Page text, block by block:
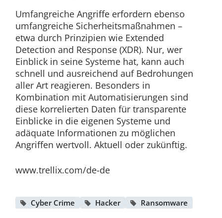
Umfangreiche Angriffe erfordern ebenso
umfangreiche Sicherheitsmaßnahmen –
etwa durch Prinzipien wie Extended
Detection and Response (XDR). Nur, wer
Einblick in seine Systeme hat, kann auch
schnell und ausreichend auf Bedrohungen
aller Art reagieren. Besonders in
Kombination mit Automatisierungen sind
diese korrelierten Daten für transparente
Einblicke in die eigenen Systeme und
adäquate Informationen zu möglichen
Angriffen wertvoll. Aktuell oder zukünftig.
www.trellix.com/de-de
Cyber Crime Hacker Ransomware